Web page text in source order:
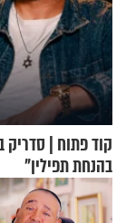
קוד פתוח |
בהנחת תפילין"